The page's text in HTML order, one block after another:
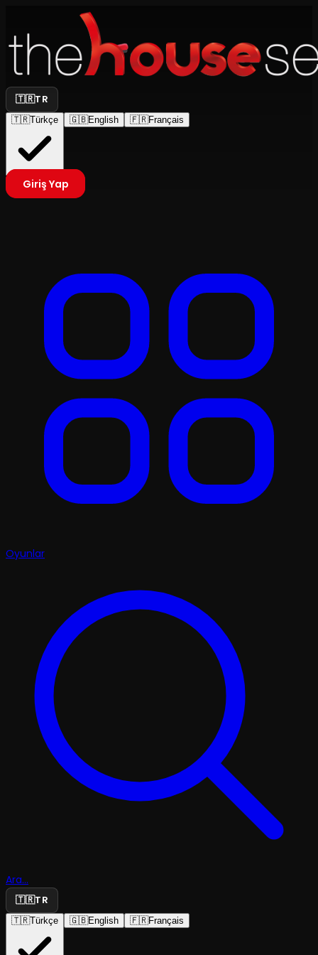
🇹🇷TR
🇹🇷Türkçe 🇬🇧English 🇫🇷Français
Giriş Yap
Oyunlar
Ara...
🇹🇷TR
🇹🇷Türkçe 🇬🇧English 🇫🇷Français